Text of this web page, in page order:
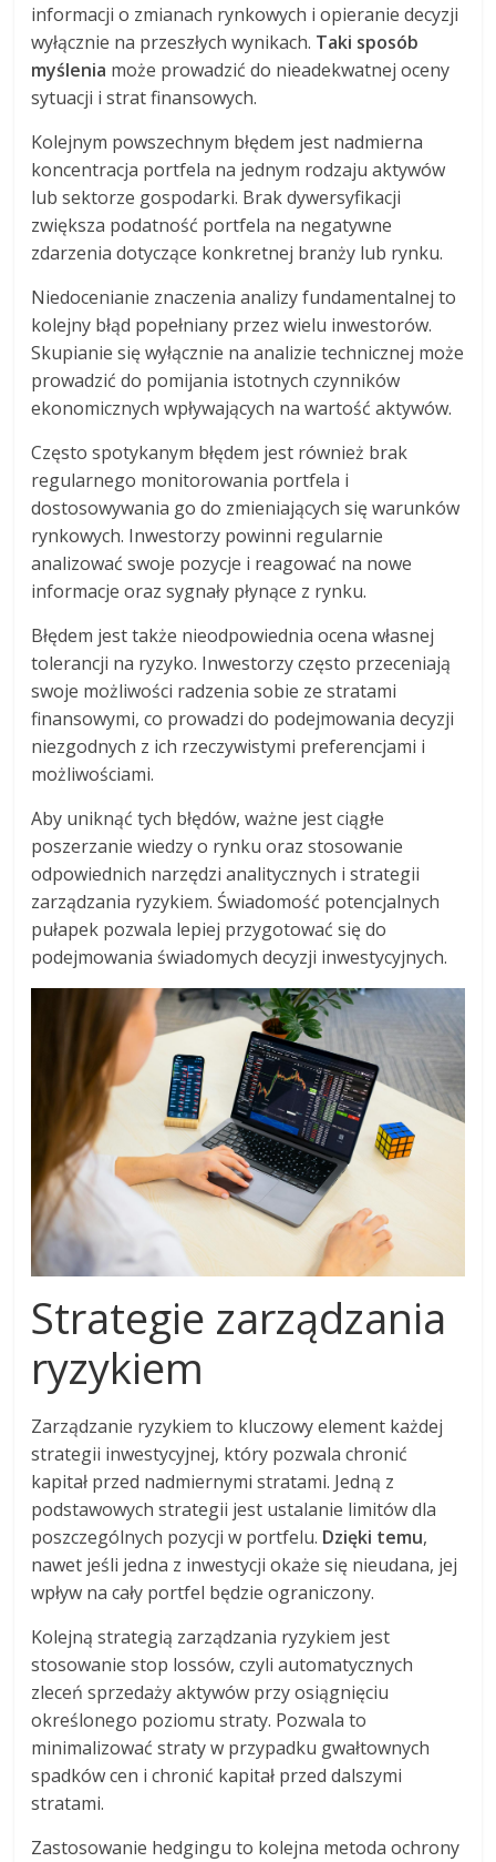
informacji o zmianach rynkowych i opieranie decyzji
wyłącznie na przeszłych wynikach. Taki sposób
myślenia może prowadzić do nieadekwatnej oceny
sytuacji i strat finansowych.
Kolejnym powszechnym błędem jest nadmierna
koncentracja portfela na jednym rodzaju aktywów
lub sektorze gospodarki. Brak dywersyfikacji
zwiększa podatność portfela na negatywne
zdarzenia dotyczące konkretnej branży lub rynku.
Niedocenianie znaczenia analizy fundamentalnej to
kolejny błąd popełniany przez wielu inwestorów.
Skupianie się wyłącznie na analizie technicznej może
prowadzić do pomijania istotnych czynników
ekonomicznych wpływających na wartość aktywów.
Często spotykanym błędem jest również brak
regularnego monitorowania portfela i
dostosowywania go do zmieniających się warunków
rynkowych. Inwestorzy powinni regularnie
analizować swoje pozycje i reagować na nowe
informacje oraz sygnały płynące z rynku.
Błędem jest także nieodpowiednia ocena własnej
tolerancji na ryzyko. Inwestorzy często przeceniają
swoje możliwości radzenia sobie ze stratami
finansowymi, co prowadzi do podejmowania decyzji
niezgodnych z ich rzeczywistymi preferencjami i
możliwościami.
Aby uniknąć tych błędów, ważne jest ciągłe
poszerzanie wiedzy o rynku oraz stosowanie
odpowiednich narzędzi analitycznych i strategii
zarządzania ryzykiem. Świadomość potencjalnych
pułapek pozwala lepiej przygotować się do
podejmowania świadomych decyzji inwestycyjnych.
Strategie zarządzania
ryzykiem
Zarządzanie ryzykiem to kluczowy element każdej
strategii inwestycyjnej, który pozwala chronić
kapitał przed nadmiernymi stratami. Jedną z
podstawowych strategii jest ustalanie limitów dla
poszczególnych pozycji w portfelu. Dzięki temu,
nawet jeśli jedna z inwestycji okaże się nieudana, jej
wpływ na cały portfel będzie ograniczony.
Kolejną strategią zarządzania ryzykiem jest
stosowanie stop lossów, czyli automatycznych
zleceń sprzedaży aktywów przy osiągnięciu
określonego poziomu straty. Pozwala to
minimalizować straty w przypadku gwałtownych
spadków cen i chronić kapitał przed dalszymi
stratami.
Zastosowanie hedgingu to kolejna metoda ochrony